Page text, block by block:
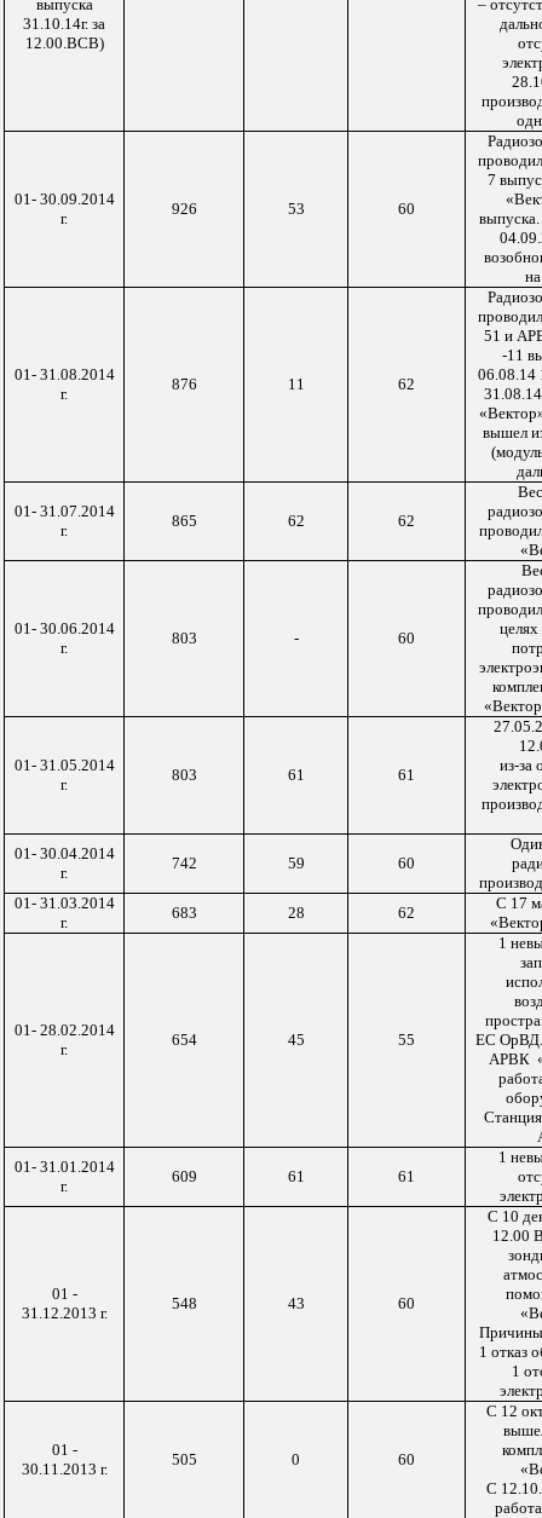
выпуска
31.10.14г. за
12.00.ВСВ)
–
01- 30.09.2014
г.
926 53 60
7
01- 31.08.2014
г.
876 11 62
51 и
-11
вышел
01- 31.07.2014
г.
865 62 62
01- 30.06.2014
г.
803 - 60
целях
01- 31.05.2014
г.
803 61 61
из-за
01- 30.04.2014
г.
742 59 60
01- 31.03.2014
г.
683 28 62
С 17
01- 28.02.2014
г.
654 45 55
1
ЕС ОрВД.
АРВК
01- 31.01.2014
г.
609 61 61
1
01 -
31.12.2013 г.
548 43 60
C 10
12.00
1 отказ
1
01 -
30.11.2013 г.
505 0 60
C 12
С